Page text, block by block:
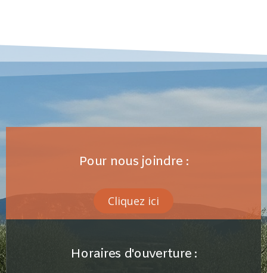
Pour nous joindre :
Cliquez ici
Horaires d'ouverture :